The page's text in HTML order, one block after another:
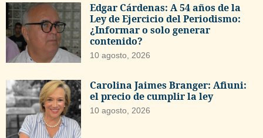
Edgar Cárdenas: A 54 años de la
Ley de Ejercicio del Periodismo:
¿Informar o solo generar
contenido?
10 agosto, 2026
Carolina Jaimes Branger: Afiuni:
el precio de cumplir la ley
10 agosto, 2026